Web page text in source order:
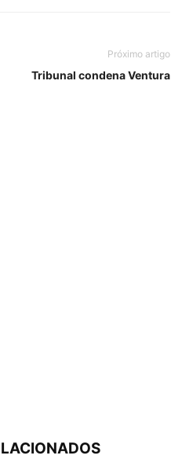
Próximo artigo
Tribunal condena Ventura